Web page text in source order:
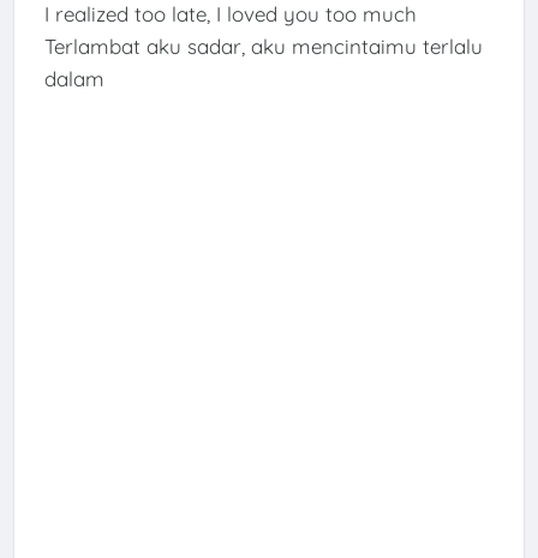
I realized too late, I loved you too much
Terlambat aku sadar, aku mencintaimu terlalu
dalam